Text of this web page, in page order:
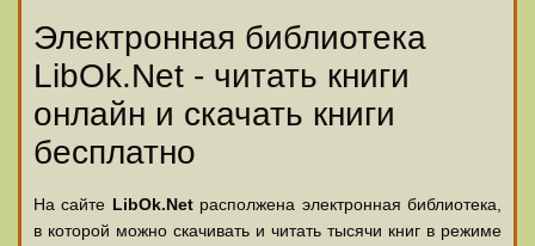
Электронная библиотека
LibOk.Net - читать книги
онлайн и скачать книги
бесплатно
На сайте LibOk.Netрасполжена электронная библиотека,
в которой можно скачивать и читать тысячи книг в режиме